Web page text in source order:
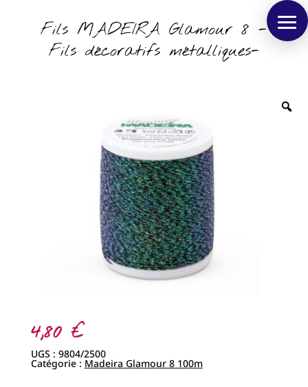
Fils MADEIRA Glamour 8 -
Fils décoratifs métalliques-
4,80 €
UGS : 9804/2500
Catégorie : Madeira Glamour 8 100m